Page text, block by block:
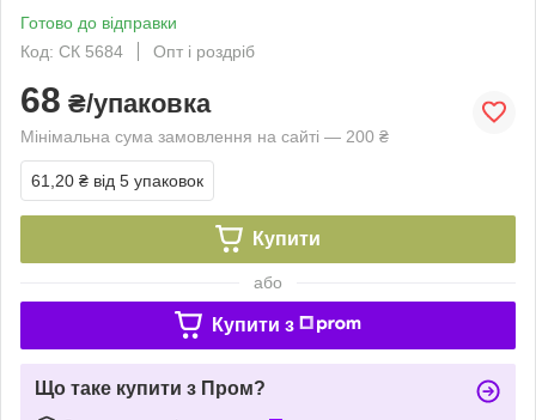
Готово до відправки
Код: СК 5684
Опт і роздріб
68 ₴/упаковка
Мінімальна сума замовлення на сайті — 200 ₴
61,20 ₴ від 5 упаковок
Купити
або
Купити з
Що таке купити з Пром?